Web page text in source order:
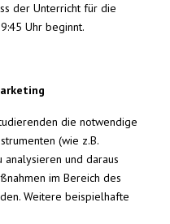
der Unterricht für die
Uhr beginnt.
die notwendige
(wie z.B.
analysieren und daraus
im Bereich des
Weitere beispielhafte